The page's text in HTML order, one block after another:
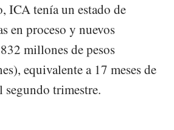
ICA tenía un estado de
en proceso y nuevos
millones de pesos
equivalente a 17 meses de
segundo trimestre.